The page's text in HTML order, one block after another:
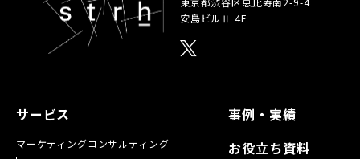
安島ビルⅡ 4F
サービス
マーケティングコンサルティング
事例・実績
お役立ち資料